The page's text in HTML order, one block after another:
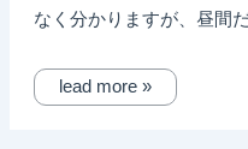
なく分かりますが、昼間
lead more »